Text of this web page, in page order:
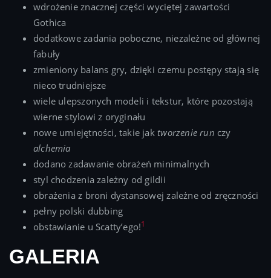
wdrożenie znacznej części wyciętej zawartości
Gothica
dodatkowe zadania poboczne, niezależne od głównej
fabuły
zmieniony balans gry, dzięki czemu postępy stają się
nieco trudniejsze
wiele ulepszonych modeli i tekstur, które pozostają
wierne stylowi z oryginału
nowe umiejętności, takie jaktworzenie run czy
alchemia
dodano zadawanie obrażeń minimalnych
styl chodzenia zależny od gildii
obrażenia z broni dystansowej zależne od zręczności
pełny polski dubbing
obstawianie u Scatty’ego!1
GALERIA